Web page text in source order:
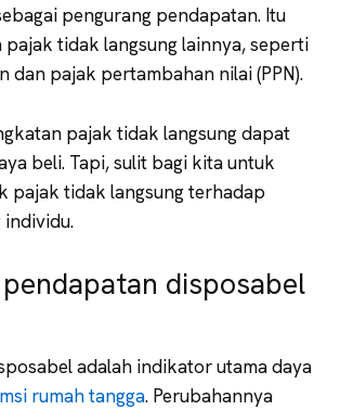
pengurang pendapatan. Itu
pajak tidak langsung lainnya, seperti
dan pajak pertambahan nilai (PPN).
pajak tidak langsung dapat
beli. Tapi, sulit bagi kita untuk
pajak tidak langsung terhadap
individu.
disposabel
adalah indikator utama daya
rumah tangga. Perubahannya